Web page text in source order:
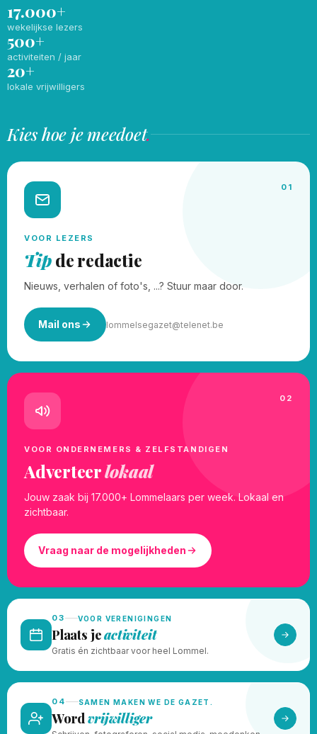
17.000+
wekelijkse lezers
500+
activiteiten / jaar
20+
lokale vrijwilligers
Kies hoe je meedoet.
01
VOOR LEZERS
Tipde redactie
Nieuws, verhalen of foto's, ...? Stuur maar door.
Mail ons lommelsegazet@telenet.be
02
VOOR ONDERNEMERS & ZELFSTANDIGEN
Adverteerlokaal
Jouw zaak bij 17.000+ Lommelaars per week. Lokaal en
zichtbaar.
Vraag naar de mogelijkheden
03 VOOR VERENIGINGEN
Plaats jeactiviteit
Gratis én zichtbaar voor heel Lommel.
04 SAMEN MAKEN WE DE GAZET.
Wordvrijwilliger